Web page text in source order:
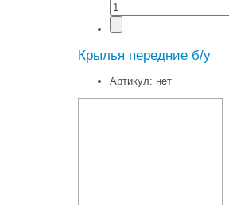
Крылья передние б/у
Артикул: нет